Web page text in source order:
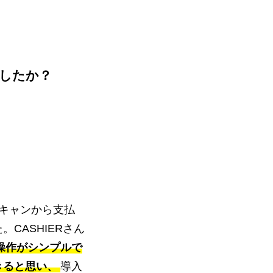
たか？
ャンから支払
CASHIERさん
作がシンプルで
と思い、導入